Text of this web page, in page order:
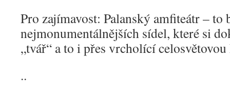
Pro zajímavost: Palanský amfiteátr – to
nejmonumentálnějších sídel, které si
„tvář“ a to i přes vrcholící
..